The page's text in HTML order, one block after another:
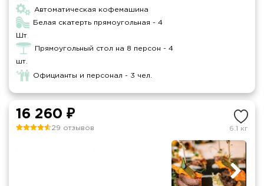
Автоматическая кофемашина
Белая скатерть прямоугольная - 4
Шт
Прямоугольный стол на 8 персон - 4
шт.
Официанты и персонал - 3 чел.
16 260 ₽
29 отзывов 6.1 кг